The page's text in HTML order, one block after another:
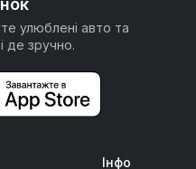
улюблені авто та
де зручно.
Інфо